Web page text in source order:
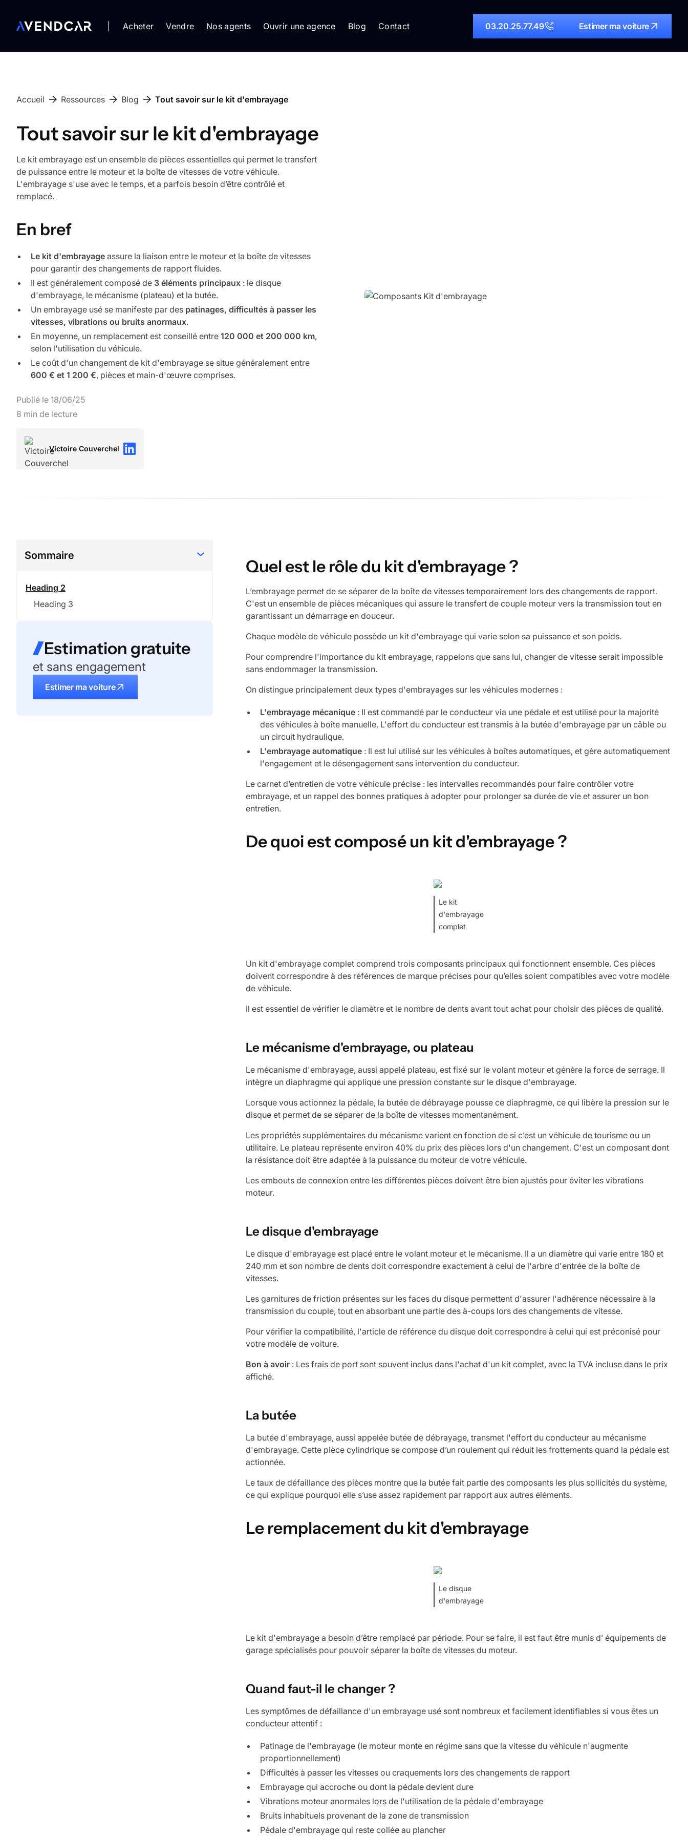
Acheter Vendre Nos agents Ouvrir une agence Blog Contact 03.20.25.77.49 Estimer ma voiture
Accueil Ressources Blog Tout savoir sur le kit d'embrayage
Tout savoir sur le kit d'embrayage
Le kit embrayage est un ensemble de pièces essentielles qui permet le transfert
de puissance entre le moteur et la boîte de vitesses de votre véhicule.
L'embrayage s'use avec le temps, et a parfois besoin d’être contrôlé et
remplacé.
En bref
Le kit d'embrayage assure la liaison entre le moteur et la boîte de vitesses
pour garantir des changements de rapport fluides.
Il est généralement composé de 3 éléments principaux : le disque
d'embrayage, le mécanisme (plateau) et la butée.
Un embrayage usé se manifeste par des patinages, difficultés à passer les
vitesses, vibrations ou bruits anormaux.
En moyenne, un remplacement est conseillé entre 120 000 et 200 000 km,
selon l'utilisation du véhicule.
Le coût d'un changement de kit d'embrayage se situe généralement entre
600 € et 1 200 €, pièces et main-d'œuvre comprises.
Publié le 18/06/25
8 min de lecture
Victoire Couverchel
Sommaire
Heading 2
Heading 3
Estimation gratuite
et sans engagement
Estimer ma voiture
Quel est le rôle du kit d'embrayage ?
L’embrayage permet de se séparer de la boîte de vitesses temporairement lors des changements de rapport.
C'est un ensemble de pièces mécaniques qui assure le transfert de couple moteur vers la transmission tout en
garantissant un démarrage en douceur.
Chaque modèle de véhicule possède un kit d'embrayage qui varie selon sa puissance et son poids.
Pour comprendre l'importance du kit embrayage, rappelons que sans lui, changer de vitesse serait impossible
sans endommager la transmission.
On distingue principalement deux types d'embrayages sur les véhicules modernes :
L'embrayage mécanique : Il est commandé par le conducteur via une pédale et est utilisé pour la majorité
des véhicules à boîte manuelle. L'effort du conducteur est transmis à la butée d'embrayage par un câble ou
un circuit hydraulique.
L'embrayage automatique : Il est lui utilisé sur les véhicules à boîtes automatiques, et gère automatiquement
l'engagement et le désengagement sans intervention du conducteur.
Le carnet d’entretien de votre véhicule précise : les intervalles recommandés pour faire contrôler votre
embrayage, et un rappel des bonnes pratiques à adopter pour prolonger sa durée de vie et assurer un bon
entretien.
De quoi est composé un kit d'embrayage ?
Le kit
d'embrayage
complet
Un kit d'embrayage complet comprend trois composants principaux qui fonctionnent ensemble. Ces pièces
doivent correspondre à des références de marque précises pour qu’elles soient compatibles avec votre modèle
de véhicule.
Il est essentiel de vérifier le diamètre et le nombre de dents avant tout achat pour choisir des pièces de qualité.
Le mécanisme d'embrayage, ou plateau
Le mécanisme d'embrayage, aussi appelé plateau, est fixé sur le volant moteur et génère la force de serrage. Il
intègre un diaphragme qui applique une pression constante sur le disque d'embrayage.
Lorsque vous actionnez la pédale, la butée de débrayage pousse ce diaphragme, ce qui libère la pression sur le
disque et permet de se séparer de la boîte de vitesses momentanément.
Les propriétés supplémentaires du mécanisme varient en fonction de si c’est un véhicule de tourisme ou un
utilitaire. Le plateau représente environ 40% du prix des pièces lors d'un changement. C'est un composant dont
la résistance doit être adaptée à la puissance du moteur de votre véhicule.
Les embouts de connexion entre les différentes pièces doivent être bien ajustés pour éviter les vibrations
moteur.
Le disque d'embrayage
Le disque d'embrayage est placé entre le volant moteur et le mécanisme. Il a un diamètre qui varie entre 180 et
240 mm et son nombre de dents doit correspondre exactement à celui de l'arbre d'entrée de la boîte de
vitesses.
Les garnitures de friction présentes sur les faces du disque permettent d'assurer l'adhérence nécessaire à la
transmission du couple, tout en absorbant une partie des à-coups lors des changements de vitesse.
Pour vérifier la compatibilité, l'article de référence du disque doit correspondre à celui qui est préconisé pour
votre modèle de voiture.
Bon à avoir : Les frais de port sont souvent inclus dans l'achat d'un kit complet, avec la TVA incluse dans le prix
affiché.
La butée
La butée d'embrayage, aussi appelée butée de débrayage, transmet l'effort du conducteur au mécanisme
d'embrayage. Cette pièce cylindrique se compose d’un roulement qui réduit les frottements quand la pédale est
actionnée.
Le taux de défaillance des pièces montre que la butée fait partie des composants les plus sollicités du système,
ce qui explique pourquoi elle s’use assez rapidement par rapport aux autres éléments.
Le remplacement du kit d'embrayage
Le disque
d'embrayage
Le kit d'embrayage a besoin d’être remplacé par période. Pour se faire, il est faut être munis d’ équipements de
garage spécialisés pour pouvoir séparer la boîte de vitesses du moteur.
Quand faut-il le changer ?
Les symptômes de défaillance d'un embrayage usé sont nombreux et facilement identifiables si vous êtes un
conducteur attentif :
Patinage de l'embrayage (le moteur monte en régime sans que la vitesse du véhicule n'augmente
proportionnellement)
Difficultés à passer les vitesses ou craquements lors des changements de rapport
Embrayage qui accroche ou dont la pédale devient dure
Vibrations moteur anormales lors de l'utilisation de la pédale d'embrayage
Bruits inhabituels provenant de la zone de transmission
Pédale d'embrayage qui reste collée au plancher